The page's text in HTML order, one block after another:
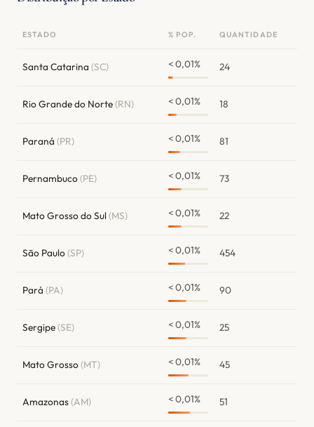
ESTADO % POP. QUANTIDADE
Santa Catarina (SC) < 0,01% 24
Rio Grande do Norte(RN) < 0,01% 18
Paraná (PR) < 0,01% 81
Pernambuco(PE) < 0,01% 73
Mato Grosso do Sul(MS) < 0,01% 22
São Paulo(SP) < 0,01% 454
Pará (PA) < 0,01% 90
Sergipe(SE) < 0,01% 25
Mato Grosso(MT) < 0,01% 45
Amazonas(AM) < 0,01% 51